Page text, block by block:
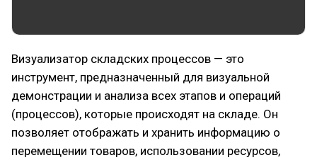
Визуализатор складских процессов — это
инструмент, предназначенный для визуальной
демонстрации и анализа всех этапов и операций
(процессов), которые происходят на складе. Он
позволяет отображать и хранить информацию о
перемещении товаров, использовании ресурсов,